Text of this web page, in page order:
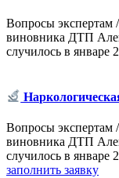
Вопросы экспертам
виновника ДТП
случилось в
Вопросы экспертам
виновника ДТП
случилось в
заполнить заявку